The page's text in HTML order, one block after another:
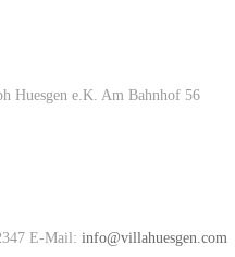
Huesgen e.K. Am Bahnhof 56
E-Mail: info@villahuesgen.com